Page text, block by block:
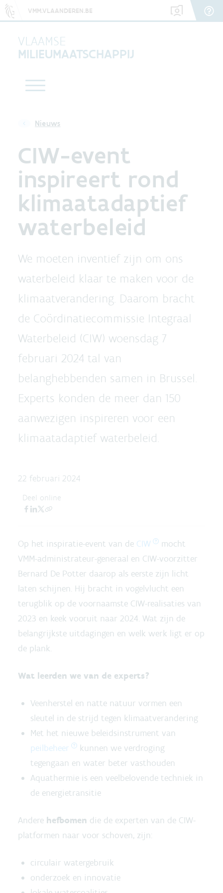
VMM.VLAANDEREN.BE
VLAAMSE
MILIEUMAATSCHAPPIJ
Nieuws
CIW-event
inspireert rond
klimaatadaptief
waterbeleid
We moeten inventief zijn om ons
waterbeleid klaar te maken voor de
klimaatverandering. Daarom bracht
de Coördinatiecommissie Integraal
Waterbeleid (CIW) woensdag 7
februari 2024 tal van
belanghebbenden samen in Brussel.
Experts konden de meer dan 150
aanwezigen inspireren voor een
klimaatadaptief waterbeleid.
22 februari 2024
Deel online
Op het inspiratie-event van de CIW
mocht
VMM-administrateur-generaal en CIW-voorzitter
Bernard De Potter daarop als eerste zijn licht
laten schijnen. Hij bracht in vogelvlucht een
terugblik op de voornaamste CIW-realisaties van
2023 en keek vooruit naar 2024. Wat zijn de
belangrijkste uitdagingen en welk werk ligt er op
de plank.
Wat leerden we van de experts?
Veenherstel en natte natuur vormen een
sleutel in de strijd tegen klimaatverandering
Met het nieuwe beleidsinstrument van
peilbeheer
kunnen we verdroging
tegengaan en water beter vasthouden
Aquathermie is een veelbelovende techniek in
de energietransitie
Andere hefbomen die de experten van de CIW-
platformen naar voor schoven, zijn:
circulair watergebruik
onderzoek en innovatie